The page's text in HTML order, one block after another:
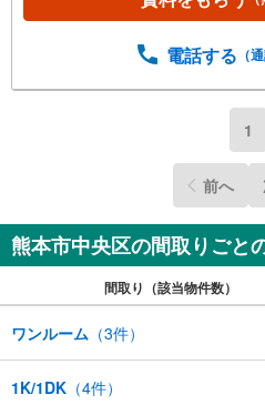
電話する （
1
前へ
熊本市中央区の間取りごと
間取り（該当物件数）
ワンルーム （3件）
1K/1DK （4件）